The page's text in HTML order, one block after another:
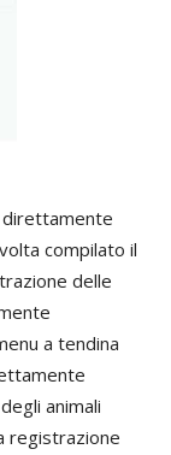
direttamente
compilato il
delle
a tendina
animali
registrazione